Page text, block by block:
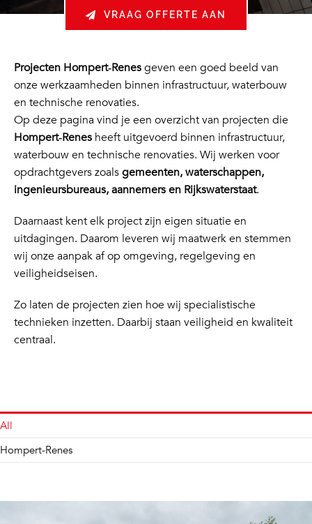
VRAAG OFFERTE AAN
Projecten Hompert‑Renesgeven een goed beeld van
onze werkzaamheden binnen infrastructuur, waterbouw
en technische renovaties.
Op deze pagina vind je een overzicht van projecten die
Hompert‑Renesheeft uitgevoerd binnen infrastructuur,
waterbouw en technische renovaties. Wij werken voor
opdrachtgevers zoalsgemeenten, waterschappen,
ingenieursbureaus, aannemers en Rijkswaterstaat.
Daarnaast kent elk project zijn eigen situatie en
uitdagingen. Daarom leveren wij maatwerk en stemmen
wij onze aanpak af op omgeving, regelgeving en
veiligheidseisen.
Zo laten de projecten zien hoe wij specialistische
technieken inzetten. Daarbij staan veiligheid en kwaliteit
centraal.
All
Hompert-Renes